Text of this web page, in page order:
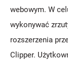
webowym. W
wykonywać
rozszerzenia
Clipper.